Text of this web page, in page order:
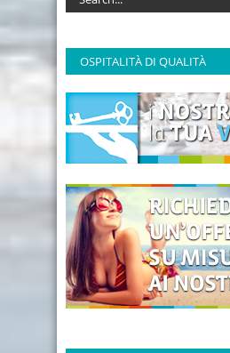
OSPITALITÀ DI QUALITÀ